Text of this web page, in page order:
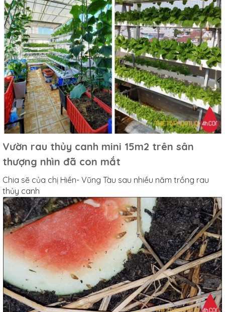
Vườn rau thủy canh mini 15m2 trên sân
thượng nhìn đã con mắt
Chia sẽ của chị Hiền- Vũng Tàu sau nhiều năm trồng rau
thủy canh